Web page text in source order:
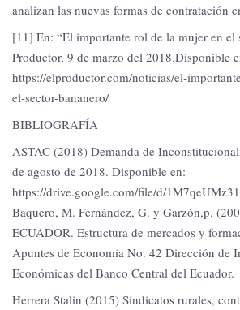
analizan las nuevas formas de contratación
[11] En: “El importante rol de la mujer en el
Productor, 9 de marzo del 2018.Disponible
https://elproductor.com/noticias/el-
el-sector-bananero/
BIBLIOGRAFÍA
ASTAC (2018) Demanda de
de agosto de 2018. Disponible en:
https://drive.google.com/file/d/
Baquero, M. Fernández, G. y Garzón,p.
ECUADOR. Estructura de mercados y
Apuntes de Economía No. 42 Dirección de
Económicas del Banco Central del Ecuador.
Herrera Stalin (2015) Sindicatos rurales,